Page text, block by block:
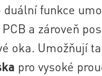
duální funkce
a zároveň
oka. Umožňují
pro vysoké